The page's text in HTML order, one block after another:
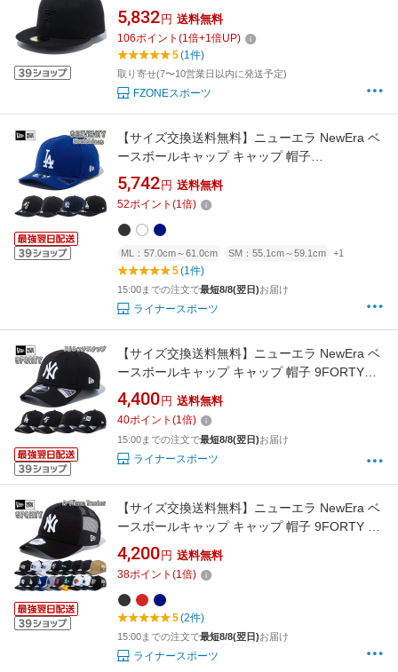
本ハムファイターズ ブラック × 14525181
5,832 円 送料無料
106ポイント (1倍+1倍UP)
5(1件)
取り寄せ(7〜10営業日以内に発送予定)
FZONEスポーツ
【サイズ交換送料無料】ニューエラ NewEra ベ
ースボールキャップ キャップ 帽子
9SEVENTY StretchSnap ニューヨーク ヤンキ
ース ロサンゼルス ドジャース MLB 正規品
9SEVENTY-STRETCHSNAP
5,742 円 送料無料
52ポイント (1倍)
ML：57.0cm～61.0cm SM：55.1cm～59.1cm +1
5(1件)
15:00までの注文で最短8/8(翌日)お届け
ライナースポーツ
【サイズ交換送料無料】ニューエラ NewEra ベ
ースボールキャップ キャップ 帽子 9FORTY
Stretch Snap ストレッチスナップ アジャスター
ベルト 深め 正規品 9FORTY-STRETCHSNAP
4,400 円 送料無料
40ポイント (1倍)
15:00までの注文で最短8/8(翌日)お届け
ライナースポーツ
【サイズ交換送料無料】ニューエラ NewEra ベ
ースボールキャップ キャップ 帽子 9FORTY A-
Frame トラッカー メッシュキャップ アジャス
ターベルト 正規品 9FORTY-A-FRAME-TR
4,200 円 送料無料
38ポイント (1倍)
5(2件)
15:00までの注文で最短8/8(翌日)お届け
ライナースポーツ